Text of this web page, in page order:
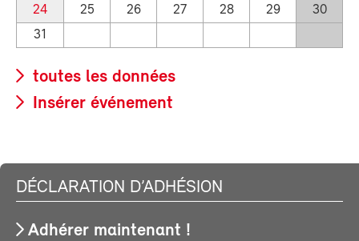
24
25 26 27 28 29
30
31
toutes les données
Insérer événement
DÉCLARATION D’ADHÉSION
Adhérer maintenant !